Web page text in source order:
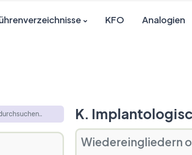
KFO Analogien
K.
Wiedereingliedern